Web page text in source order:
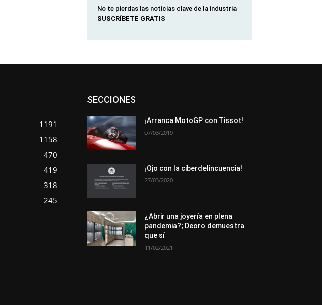
No te pierdas las noticias clave de la industria
SUSCRÍBETE GRATIS
1191
1158
470
419
318
245
SECCIONESAsociaciones
Entrevistas
La Pluma de Pedro Pérez
Metales
Novedades
¡Arranca MotoGP con Tissot!
07/03/2019
¡Ojo con la ciberdelincuencia!
27/03/2020
¿Abrir una joyería en plena
pandemia?; Deoro demuestra
que sí
11/02/2021